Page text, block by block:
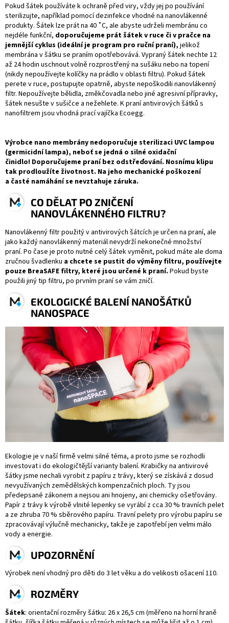
Pokud šátek používáte k ochraně před viry, vždy jej po používání
sterilizujte, například pomocí dezinfekce vhodné na nanovlákenné
produkty. Šátek lze prát na 40 ˚C, ale abyste udrželi membránu co
nejdéle funkční, doporučujeme prát šátek v ruce či v pračce na
jemnější cyklus (ideální je program pro ruční praní), jelikož
membrána v šátku se praním opotřebovává. Vypraný šátek nechte 12
až 24 hodin uschnout volně rozprostřený na sušáku nebo na topení
(nikdy nepoužívejte kolíčky na prádlo v oblasti filtru). Pokud šátek
perete v ruce, postupujte opatrně, abyste nepoškodili nanovlákenný
filtr. Nepoužívejte bělidla, změkčovadla nebo jiné agresivní přípravky,
šátek nesušte v sušičce a nežehlete. K praní antivirových šátků s
nanofiltrem jsou vhodná prací vajíčka Ecoegg.
Výrobce nano membrány nedoporučuje sterilizaci UVC lampou
(germicidní lampa), neboť se jedná o silné oxidační
činidlo! Doporučujeme praní bez odstřeďování. Nosnímu klipu
tak prodloužíte životnost. Na jeho mechanické poškození
a časté namáhání se nevztahuje záruka.
CO DĚLAT PO ZNIČENÍ
NANOVLÁKENNÉHO FILTRU?
Nanovlákenný filtr použitý v antivirových šátcích je určen na praní, ale
jako každý nanovlákenný materiál nevydrží nekonečné množství
praní. Po čase je proto nutné celý šátek vyměnit, pokud máte ale doma
zručnou švadlenku a chcete se pustit do výměny filtru, používejte
pouze BreaSAFE filtry, které jsou určené k praní. Pokud byste
použili jiný tip filtru, po prvním praní se vám zničí.
EKOLOGICKÉ BALENÍ NANOŠÁTKŮ
NANOSPACE
Ekologie je v naší firmě velmi silné téma, a proto jsme se rozhodli
investovat i do ekologičtější varianty balení. Krabičky na antivirové
šátky jsme nechali vyrobit z papíru z trávy, který se získává z dosud
nevyužívaných zemědělských kompenzačních ploch. Ty jsou
předepsané zákonem a nejsou ani hnojeny, ani chemicky ošetřovány.
Papír z trávy k výrobě vlnité lepenky se vyrábí z cca 30 % travních pelet
a ze zhruba 70 % sběrového papíru. Travní pelety pro výrobu papíru se
zpracovávají výlučně mechanicky, takže je zapotřebí jen velmi málo
vody a energie.
UPOZORNĚNÍ
Výrobek nenívhodný pro děti do 3 let věku a do velikosti ošacení 110.
ROZMĚRY
Šátek: orientační rozměry šátku: 26 x 26,5 cm (měřeno na horní hraně